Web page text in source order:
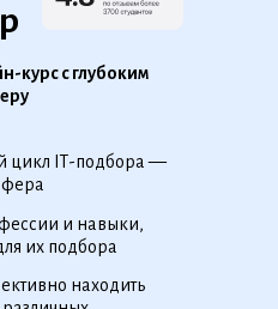
курс с глубоким
цикл IТ-подбора —
находить
и навыки,
их подбора